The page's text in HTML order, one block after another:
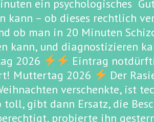
ein psychologisches
kann – ob dieses rechtlich
ob man in 20 Minuten
kann, und diagnostizieren
2026
Eintrag
Muttertag 2026
Der
verschenkte, ist
toll, gibt dann Ersatz, die
probierte ihn